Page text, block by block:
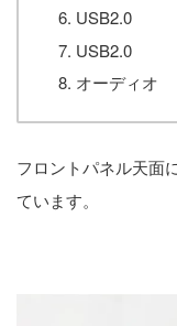
USB2.0
USB2.0
オーディオ
フロントパネル天面
ています。